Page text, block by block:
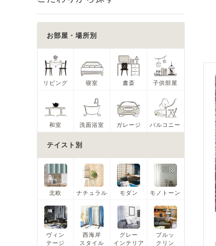
お部屋・場所別
リビング 寝室 書斎 子供部屋
和室 洗面浴室 ガレージ バルコニー
テイスト別
北欧 ナチュラル モダン モノトーン
ヴィン
テージ
西海岸
スタイル
グレー
インテリア
ブルッ
クリン